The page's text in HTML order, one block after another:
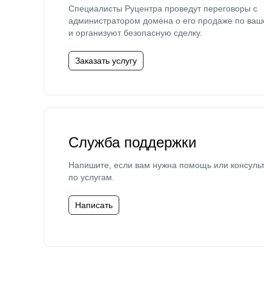
Специалисты Руцентра проведут переговоры с
администратором домена о его продаже по
и организуют безопасную сделку.
Заказать услугу
Служба поддержки
Напишите, если вам нужна помощь или
по услугам.
Написать